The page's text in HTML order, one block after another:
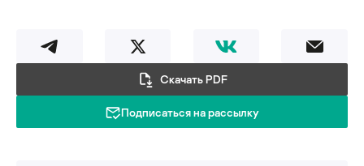
Скачать PDF
Подписаться на рассылку